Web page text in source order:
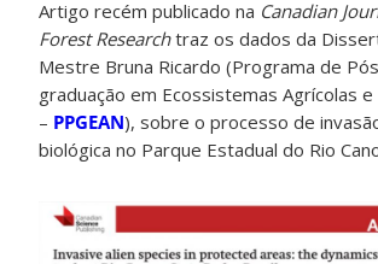
Artigo recém publicado na Canadian
Forest Researchtraz os dados da
Mestre Bruna Ricardo (Programa de
graduação em Ecossistemas Agrícolas
– PPGEAN), sobre o processo de
biológica no Parque Estadual do Rio